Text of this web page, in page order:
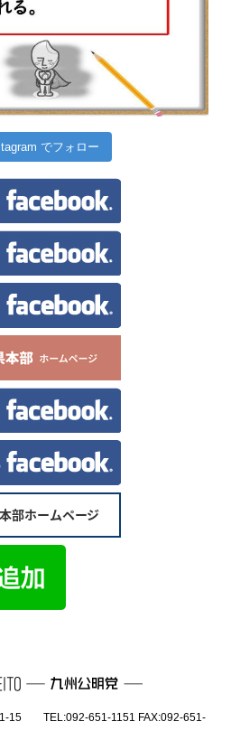
でフォロー
1-15 TEL:092-651-1151 FAX:092-651-